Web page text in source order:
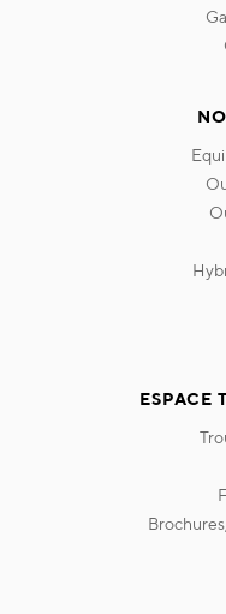
ESPACE